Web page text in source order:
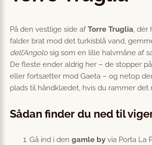
På den vestlige side afTorre Truglia, dér
falder brat mod det turkisblå vand,
dell’Angolosig som en lille halvmåne af
De fleste ender aldrig her – de stopper
eller fortsætter mod Gaeta – og netop
plads til håndklædet, hvis du rammer det
Sådan finder du ned til
Gå ind i den gamle by via Porta La